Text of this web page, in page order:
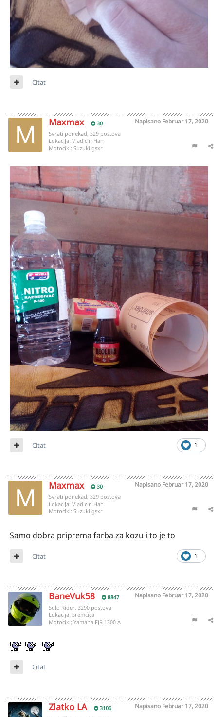
Citat
Maxmax 30 Napisano Februar 17, 2020
Svrati ponekad, 329 postova
Lokacija: Vladicin Han
Motocikl: Suzuki gsxr
1
Citat
Maxmax 30 Napisano Februar 17, 2020
Svrati ponekad, 329 postova
Lokacija: Vladicin Han
Motocikl: Suzuki gsxr
Samo dobra priprema farba za kozu i to je to
1
Citat
BaneVuk58 8847 Napisano Februar 17, 2020
Solo Rider, 3290 postova
Lokacija: Sremčica
Motocikl: Yamaha FJR 1300 A
Citat
Zlatko LA 3106 Napisano Februar 17, 2020